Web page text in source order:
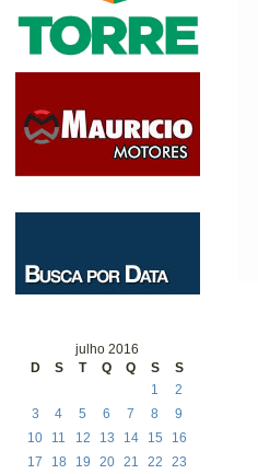
julho 2016
D
S T Q Q S S
1
2
3
4 5 6 7 8
9
10
11 12 13 14 15
16
17
18 19 20 21 22
23